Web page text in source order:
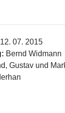
07. 2015
Bernd Widmann
Gustav und